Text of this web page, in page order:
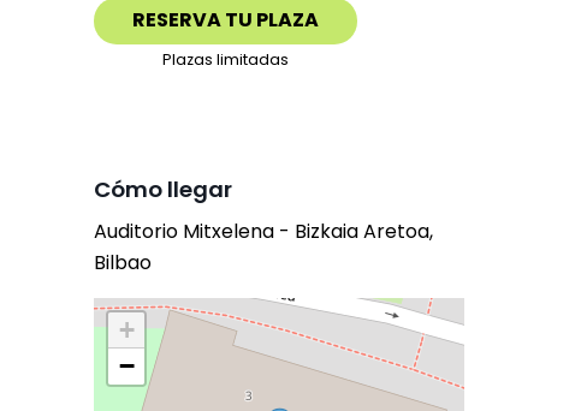
RESERVA TU PLAZA
Plazas limitadas
Cómo llegar
Auditorio Mitxelena - Bizkaia Aretoa,
Bilbao
+
−